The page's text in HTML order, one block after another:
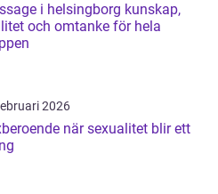
i helsingborg kunskap,
och omtanke för hela
2026
när sexualitet blir ett